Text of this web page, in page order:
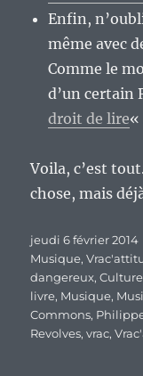
Enfin,
même avec
Comme le
d’un certain
droit de lire«
Voila, c’est
chose, mais
Publié
le
jeudi 6 février 2014
Musique,
dangereux,Culture
livre, Musique,
Commons,
Revolves,vrac,